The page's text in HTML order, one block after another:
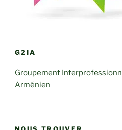
G2IA
Groupement
Arménien